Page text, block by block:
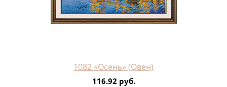
1082 «Осень» (Овен)
116.92 руб.